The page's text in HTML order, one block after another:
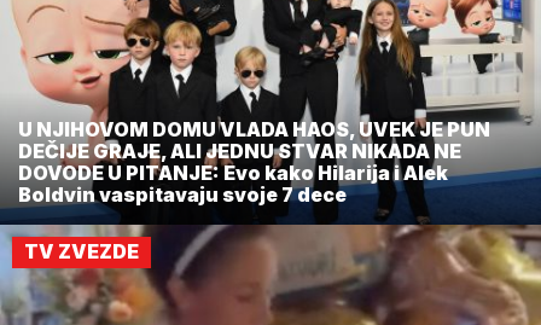
U NJIHOVOM DOMU VLADA HAOS, UVEK JE PUN
DEČIJE GRAJE, ALI JEDNU STVAR NIKADA NE
DOVODE U PITANJE: Evo kako Hilarija i Alek
Boldvin vaspitavaju svoje 7 dece
TV ZVEZDE